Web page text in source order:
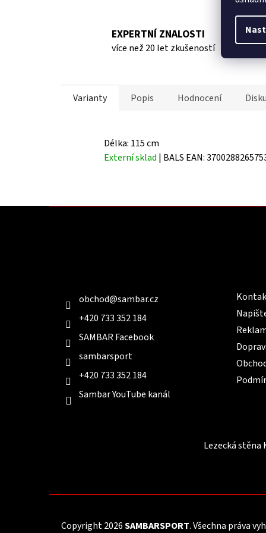
EXPERTNÍ ZNALOSTI
více než 20 let zkušeností
Varianty Popis Hodnocení
Délka: 115 cm
Externí sklad | BALS EAN:
obchod@sambar.cz
+420 733 352 184
SAMBAR Facebook
sambarsport
+420 733 352 184
Sambar YouTube kanál
Lezecká stěna
Copyright 2026SAMBARSPORT. Všechna práva